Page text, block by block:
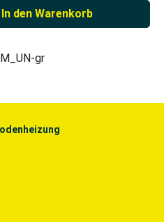
den gewünschten
In den Warenkorb
gr